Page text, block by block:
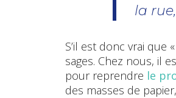
la
S’il est donc vrai que
sages. Chez nous, il
pour reprendre le
des masses de